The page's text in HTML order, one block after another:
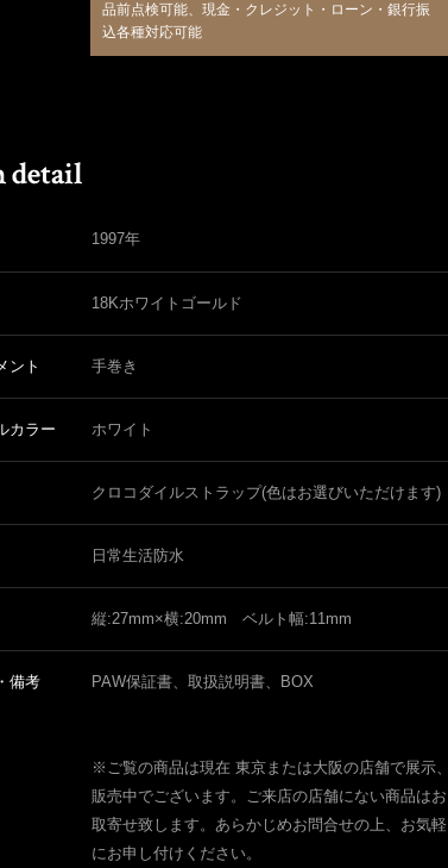
品前点検可能、現金・クレジット・ローン・銀行振
込各種対応可能
1997年
18Kホワイトゴールド
ント 手巻き
カラー ホワイト
クロコダイルストラップ(色はお選びいただけます)
日常生活防水
縦:27mm×横:20mm ベルト幅:11mm
備考 PAW保証書、取扱説明書、BOX
※ご覧の商品は現在 東京または大阪の店舗で展示、
販売中でございます。ご来店の店舗にない商品はお
取寄せ致します。あらかじめお問合せの上、お気軽
にお申し付けください。